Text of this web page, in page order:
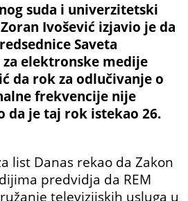
suda i univerzitetski
Ivošević izjavio je da
Saveta
elektronske medije
da rok za odlučivanje o
frekvencije nije
da je taj rok istekao 26.
list Danas rekao da Zakon
predvidja da REM
televizijskih usluga u